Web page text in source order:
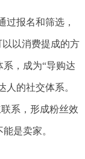
过报名和筛选，
以消费提成的方
，成为“导购达
人的社交体系。
系，形成粉丝效
是卖家。